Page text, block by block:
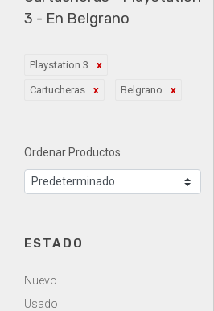
3 - En Belgrano
Playstation 3
Cartucheras Belgrano
Ordenar Productos
ESTADO
Nuevo
Usado